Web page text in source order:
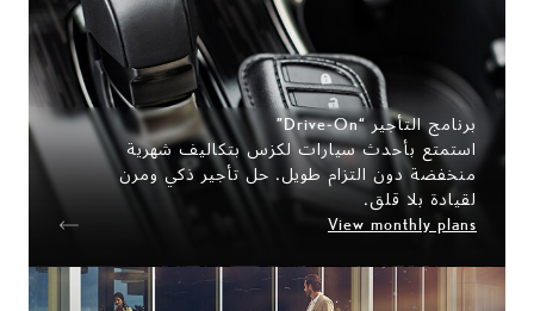
برنامج التأجير “Drive‑On”
استمتع بأحدث سيارات لكزس بتكاليف شهرية
منخفضة دون التزام طويل. حل تأجير ذكي ومرن
لقيادة بلا قلق.
View monthly plans